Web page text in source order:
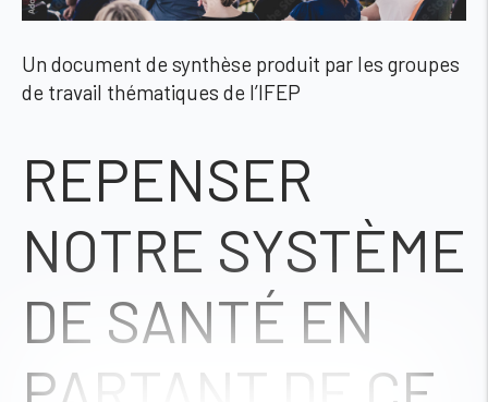
Un document de synthèse produit par les groupes
de travail thématiques de l’IFEP
REPENSER
NOTRE SYSTÈME
DE SANTÉ EN